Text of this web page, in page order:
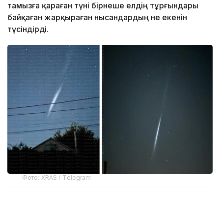
тамызға қараған түні бірнеше елдің тұрғындары
байқаған жарқыраған нысандардың не екенін
түсіндірді.
Фото: XRAS / Тelegram